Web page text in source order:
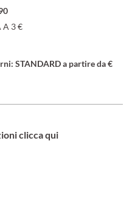
A 3 €
STANDARD a partire da €
clicca qui